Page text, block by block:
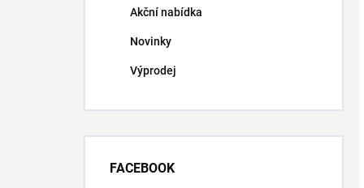
Akční nabídka
Novinky
Výprodej
FACEBOOK